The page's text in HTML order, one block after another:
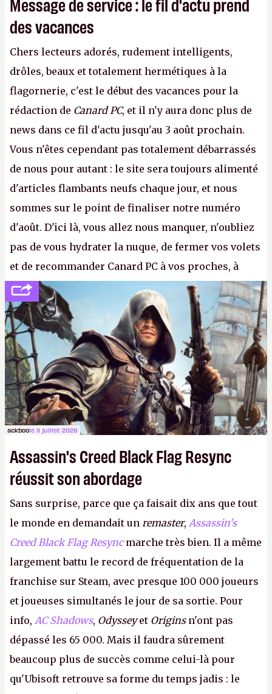
des vacances
Chers lecteurs adorés, rudement intelligents,
drôles, beaux et totalement hermétiques à la
flagornerie, c'est le début des vacances pour la
rédaction de Canard PC, et il n'y aura donc plus de
news dans ce fil d'actu jusqu'au 3 août prochain.
Vous n'êtes cependant pas totalement débarrassés
de nous pour autant : le site sera toujours alimenté
d'articles flambants neufs chaque jour, et nous
sommes sur le point de finaliser notre numéro
d'août. D'ici là, vous allez nous manquer, n'oubliez
pas de vous hydrater la nuque, de fermer vos volets
et de recommander Canard PC à vos proches, à
votre famille et aux inconnus que vous croisez
dans la rue. Bon été à tous ! –ER.
ackboole 11 juillet 2026
Assassin's Creed Black Flag Resync
réussit son abordage
Sans surprise, parce que ça faisait dix ans que tout
le monde en demandait un remaster, Assassin's
Creed Black Flag Resyncmarche très bien. Il a même
largement battu le record de fréquentation de la
franchise sur Steam, avec presque 100 000 joueurs
et joueuses simultanés le jour de sa sortie. Pour
info, AC Shadows, Odysseyet Originsn'ont pas
dépassé les 65 000. Mais il faudra sûrement
beaucoup plus de succès comme celui-là pour
qu'Ubisoft retrouve sa forme du temps jadis : le